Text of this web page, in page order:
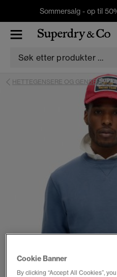
Sommersalg - op til
HETTEGENSERE OG GENSERE
Cookie Banner
By clicking “Accept All Cookies”,